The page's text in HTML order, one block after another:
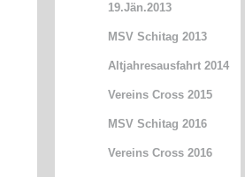
19.Jän.2013
MSV Schitag 2013
Altjahresausfahrt 2014
Vereins Cross 2015
MSV Schitag 2016
Vereins Cross 2016